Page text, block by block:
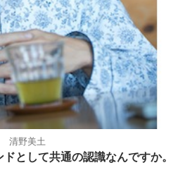
清野美土
として共通の認識なんですか。